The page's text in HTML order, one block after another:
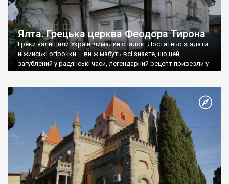
Ялта. Грецька церква Феодора Тирона
Греки залишили Україні чималий спадок. Достатньо згадати
ніжинські огірочки – ви ж мабуть всі знаєте, що цей,
загублений у радянські часи, легендарний рецепт привезли у
Ніжин греки?